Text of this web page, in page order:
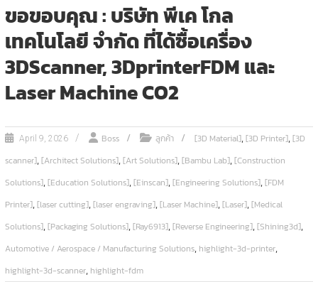
ขอขอบคุณ : บริษัท พีเค โกล
เทคโนโลยี จำกัด ที่ได้ซื้อเครื่อง
3DScanner, 3DprinterFDM และ
Laser Machine CO2
April 9, 2026 Boss ลูกค้า [3D Material],[3D Printer],[3D
scanner],[Architect Solutions],[Art Solutions],[Bambu Lab],[Construction
Solutions],[Education Solutions],[Einscan],[Engineering Solutions],[FDM
Printer],[laser cutting],[laser engraving],[Laser Machine],[Laser],[Medical
Solutions],[Packaging Solutions],[Ray6913],[Reverse Engineering],[Shining3d],
Automotive / Aerospace / Manufacturing Solutions, highlight-3d-printer,
highlight-3d-scanner, highlight-fdm